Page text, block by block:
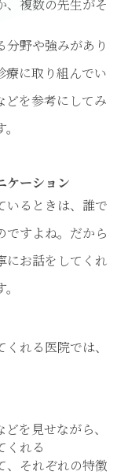
、複数の先生がそ
分野や強みがあり
療に取り組んでい
どを参考にしてみ
ケーション
いるときは、誰で
ですよね。だから
にお話をしてくれ
れる医院では、
を見せながら、
くれる
、それぞれの特徴